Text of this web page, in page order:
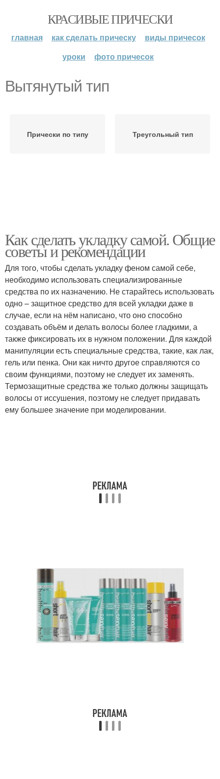
КРАСИВЫЕ ПРИЧЕСКИ
главная как сделать прическу
виды причесок
уроки
фото причесок
Вытянутый тип
Прически по типу Треугольный тип
Как сделать укладку самой. Общие
советы и рекомендации
Для того, чтобы сделать укладку феном самой себе,
необходимо использовать специализированные
средства по их назначению. Не старайтесь использовать
одно – защитное средство для всей укладки даже в
случае, если на нём написано, что оно способно
создавать объём и делать волосы более гладкими, а
также фиксировать их в нужном положении. Для каждой
манипуляции есть специальные средства, такие, как лак,
гель или пенка. Они как ничто другое справляются со
своим функциями, поэтому не следует их заменять.
Термозащитные средства же только должны защищать
волосы от иссушения, поэтому не следует придавать
ему большее значение при моделировании.